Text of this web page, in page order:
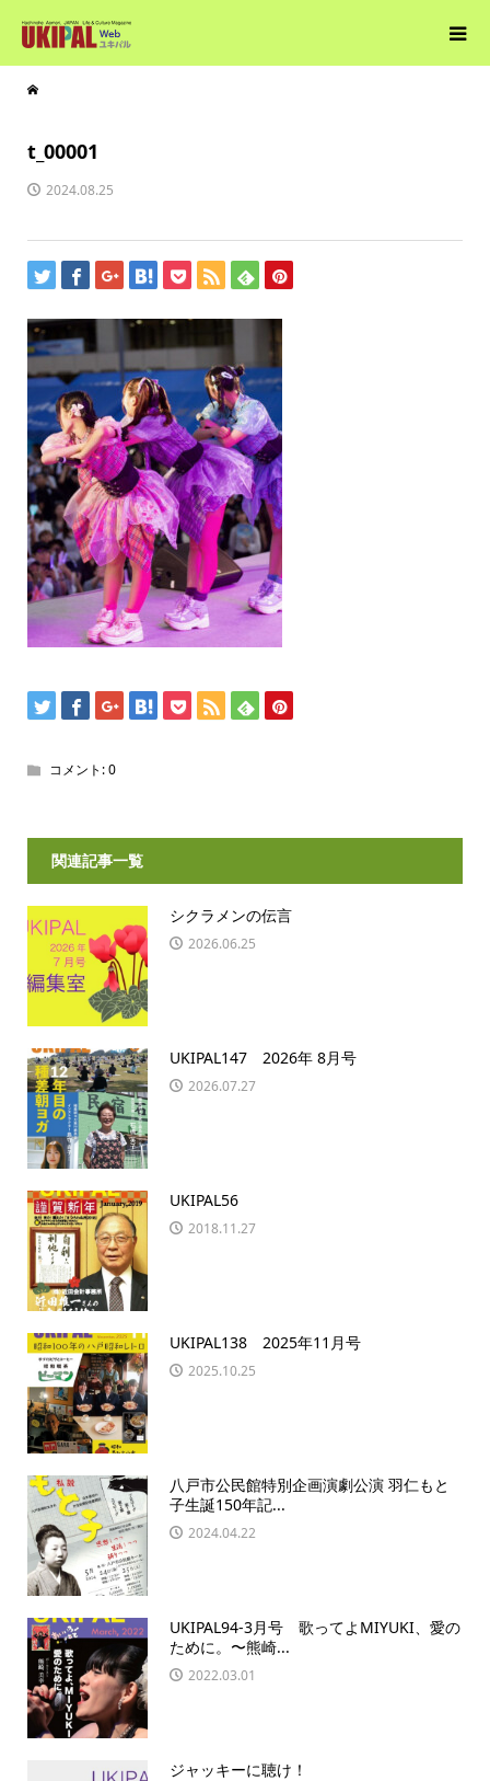
t_00001
2024.08.25
コメント:0
関連記事一覧
シクラメンの伝言
2026.06.25
UKIPAL147 2026年 8月号
2026.07.27
UKIPAL56
2018.11.27
UKIPAL138 2025年11月号
2025.10.25
八戸市公民館特別企画演劇公演 羽仁もと
子生誕150年記...
2024.04.22
UKIPAL94-3月号 歌ってよMIYUKI、愛の
ために。〜熊崎...
2022.03.01
ジャッキーに聴け！